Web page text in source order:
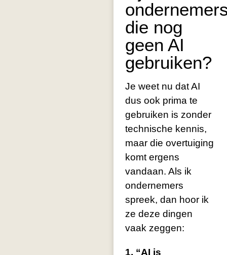
die nog
geen AI
gebruiken?
Je weet nu dat AI
dus ook prima te
gebruiken is zonder
technische kennis,
maar die overtuiging
komt ergens
vandaan. Als ik
ondernemers
spreek, dan hoor ik
ze deze dingen
vaak zeggen:
1. “AI is